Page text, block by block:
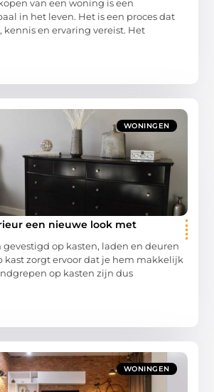
van een woning is een
in het leven. Het is een proces dat
en ervaring vereist. Het
WONINGEN
een nieuwe look met
op kasten, laden en deuren
kast zorgt ervoor dat je hem makkelijk
op kasten zijn dus
WONINGEN